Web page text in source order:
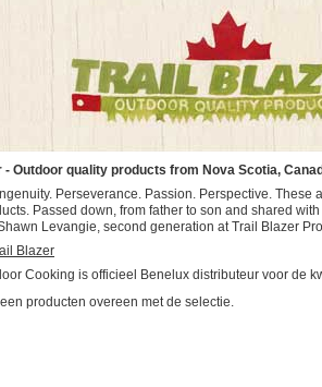
- Outdoor quality products from Nova Scotia,
Perseverance. Passion. Perspective. These
Passed down, from father to son and shared
Levangie, second generation at Trail Blazer
Blazer
Cooking is officieel Benelux distributeur voor de
producten overeen met de selectie.